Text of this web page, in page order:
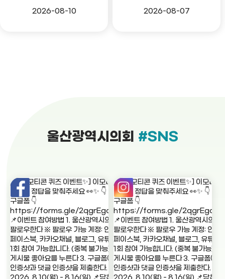
2026-08-10
2026-08-07
울산광역시의회 #SNS